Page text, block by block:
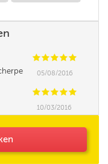
CCCCC
05/08/2016
CCCCC
10/03/2016